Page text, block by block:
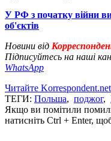
У РФ з початку війни
об'єктів
Новини від
Підписуйтесь на наші
WhatsApp
Читайте
ТЕГИ: Польша, поджог,
Якщо ви помітили
натисніть Ctrl + Enter,